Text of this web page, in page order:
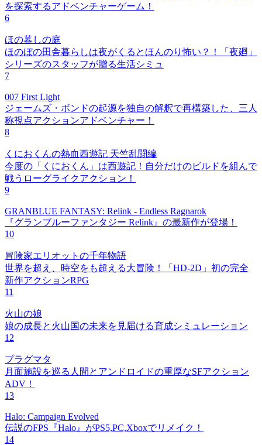
を探索するアドベンチャーゲーム！
6
ほの暮しの庭
ほのぼの田舎暮らしは夜がくるとほんのり怖い？！「夜廻」
シリーズのスタッフが贈る生活シミュ
7
007 First Light
ジェームズ・ボンドの起源を独自の解釈で再構築した、三人
称視点アクションアドベンチャー！
8
くにおくんの熱血西遊記 天竺乱闘編
今度の「くにおくん」は西遊記！自分だけのビルドを組んで
戦うローグライクアクション！
9
GRANBLUE FANTASY: Relink - Endless Ragnarok
『グランブルーファンタジー Relink』の最新作が登場！
10
冒険家エリオットの千年物語
世界を超え、時空をも超える大冒険！「HD-2D」初の完全
新作アクションRPG
11
火山の娘
娘の成長と火山国の未来を見届ける育成シミュレーション
12
プラグマタ
月面施設を巡る人間とアンドロイドの重厚なSFアクション
ADV！
13
Halo: Campaign Evolved
伝説のFPS『Halo』がPS5,PC,Xboxでリメイク！
14